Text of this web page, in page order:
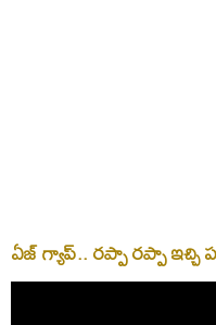
ఏజ్‌ గ్యాప్‌.. రప్పా రప్పా